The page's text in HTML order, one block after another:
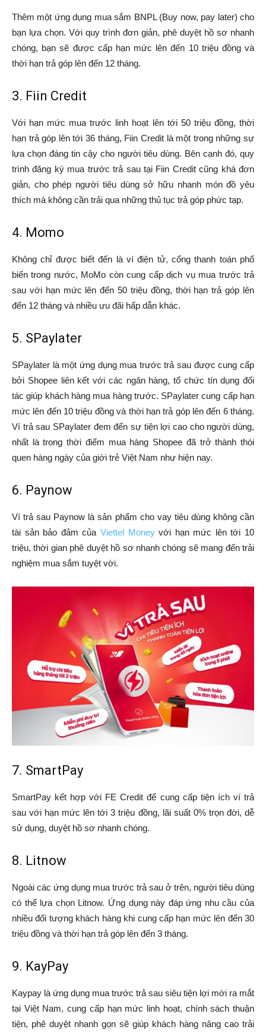
Thêm một ứng dụng mua sắm BNPL (Buy now, pay later) cho
bạn lựa chọn. Với quy trình đơn giản, phê duyệt hồ sơ nhanh
chóng, bạn sẽ được cấp hạn mức lên đến 10 triệu đồng và
thời hạn trả góp lên đến 12 tháng.
3. Fiin Credit
Với hạn mức mua trước linh hoạt lên tới 50 triệu đồng, thời
hạn trả góp lên tới 36 tháng, Fiin Credit là một trong những sự
lựa chọn đáng tin cậy cho người tiêu dùng. Bên cạnh đó, quy
trình đăng ký mua trước trả sau tại Fiin Credit cũng khá đơn
giản, cho phép người tiêu dùng sở hữu nhanh món đồ yêu
thích mà không cần trải qua những thủ tục trả góp phức tạp.
4. Momo
Không chỉ được biết đến là ví điện tử, cổng thanh toán phổ
biến trong nước, MoMo còn cung cấp dịch vụ mua trước trả
sau với hạn mức lên đến 50 triệu đồng, thời hạn trả góp lên
đến 12 tháng và nhiều ưu đãi hấp dẫn khác.
5. SPaylater
SPaylater là một ứng dụng mua trước trả sau được cung cấp
bởi Shopee liên kết với các ngân hàng, tổ chức tín dụng đối
tác giúp khách hàng mua hàng trước. SPaylater cung cấp hạn
mức lên đến 10 triệu đồng và thời hạn trả góp lên đến 6 tháng.
Ví trả sau SPaylater đem đến sự tiện lợi cao cho người dùng,
nhất là trong thời điểm mua hàng Shopee đã trở thành thói
quen hàng ngày của giới trẻ Việt Nam như hiện nay.
6. Paynow
Ví trả sau Paynow là sản phẩm cho vay tiêu dùng không cần
tài sản bảo đảm của Viettel Moneyvới hạn mức lên tới 10
triệu, thời gian phê duyệt hồ sơ nhanh chóng sẽ mang đến trải
nghiệm mua sắm tuyệt vời.
7. SmartPay
SmartPay kết hợp với FE Credit để cung cấp tiện ích ví trả
sau với hạn mức lên tới 3 triệu đồng, lãi suất 0% trọn đời, dễ
sử dụng, duyệt hồ sơ nhanh chóng.
8. Litnow
Ngoài các ứng dụng mua trước trả sau ở trên, người tiêu dùng
có thể lựa chọn Litnow. Ứng dụng này đáp ứng nhu cầu của
nhiều đối tượng khách hàng khi cung cấp hạn mức lên đến 30
triệu đồng và thời hạn trả góp lên đến 3 tháng.
9. KayPay
Kaypay là ứng dụng mua trước trả sau siêu tiện lợi mới ra mắt
tại Việt Nam, cung cấp hạn mức linh hoạt, chính sách thuận
tiện, phê duyệt nhanh gọn sẽ giúp khách hàng nâng cao trải